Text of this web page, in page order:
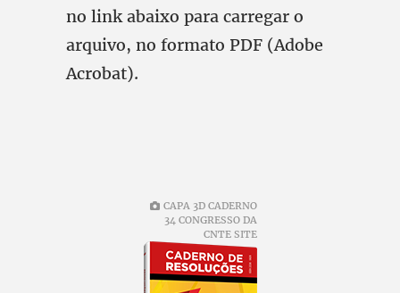
no link abaixo para carregar o
arquivo, no formato PDF (Adobe
Acrobat).
CAPA 3D CADERNO
34 CONGRESSO DA
CNTE SITE